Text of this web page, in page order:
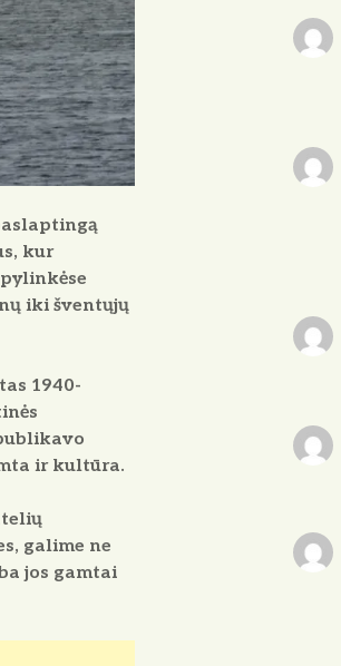
kur
iki šventųjų
1940-
ir kultūra.
galime ne
jos gamtai